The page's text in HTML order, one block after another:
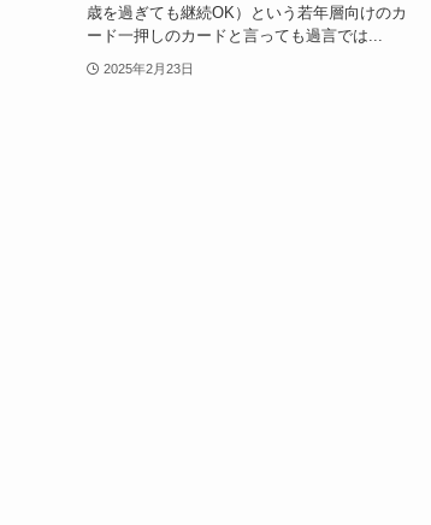
歳を過ぎても継続OK）という若年層向けのカ
ード一押しのカードと言っても過言では...
2025年2月23日